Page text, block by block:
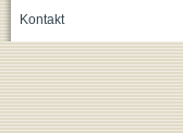
Kontakt